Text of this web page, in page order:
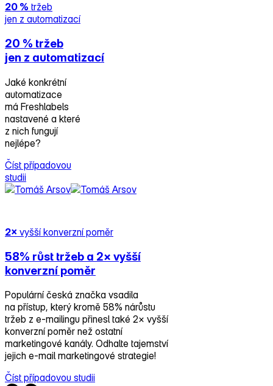
20 % tržeb
jen z automatizací
20 % tržeb
jen z automatizací
Jaké konkrétní
automatizace
má Freshlabels
nastavené a které
z nich fungují
nejlépe?
Číst případovou
studii
2× vyšší konverzní poměr
58% růst tržeb a 2× vyšší
konverzní poměr
Populární česká značka vsadila
na přístup, který kromě 58% nárůstu
tržeb z e‑mailingu přinesl také 2× vyšší
konverzní poměr než ostatní
marketingové kanály. Odhalte tajemství
jejich e‑mail marketingové strategie!
Číst případovou studii